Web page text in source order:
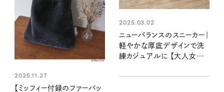
2025.11.27
【ミッフィー付録のファーバッ
2025.03.02
ニューバランスのスニーカー｜
軽やかな厚底デザインで洗
練カジュアルに 【大人女子